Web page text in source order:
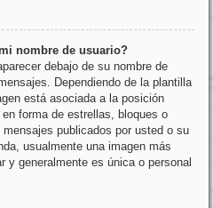
nombre de usuario?
debajo de su nombre de
Dependiendo de la plantilla
está asociada a la posición
forma de estrellas, bloques o
publicados por usted o su
usualmente una imagen más
y generalmente es única o personal